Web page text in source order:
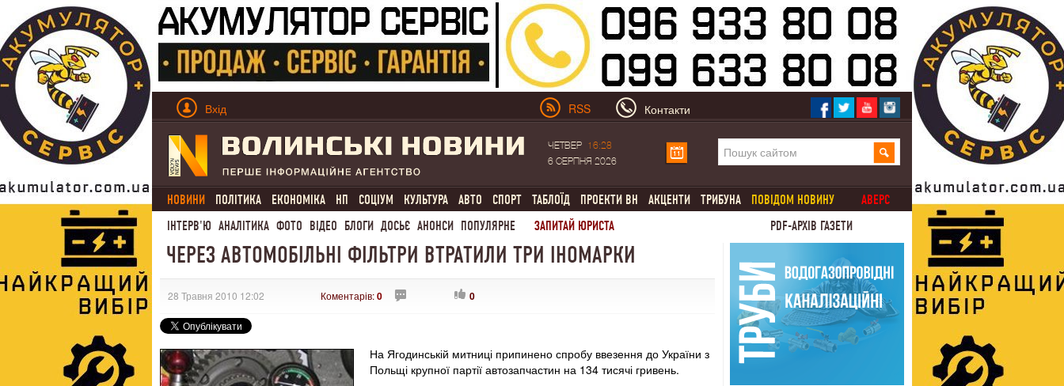
Вхід RSS Контакти
ЧЕТВЕР
16:28
6 СЕРПНЯ 2026
НОВИНИ ПОЛІТИКА ЕКОНОМІКА НП СОЦІУМ КУЛЬТУРА АВТО СПОРТ ТАБЛОЇД ПРОЕКТИ ВН АКЦЕНТИ ТРИБУНА ПОВІДОМ НОВИНУ
АВЕРС
ІНТЕРВ'Ю АНАЛІТИКА ФОТО ВІДЕО БЛОГИ ДОСЬЄ АНОНСИ ПОПУЛЯРНЕ ЗАПИТАЙ ЮРИСТА PDF-АРХІВ ГАЗЕТИ
ЧЕРЕЗ АВТОМОБІЛЬНІ ФІЛЬТРИ ВТРАТИЛИ ТРИ ІНОМАРКИ
28 Травня 2010 12:02 Коментарів:0 0
На Ягодинській митниці припинено спробу ввезення до України з
Польщі крупної партії автозапчастин на 134 тисячі гривень.